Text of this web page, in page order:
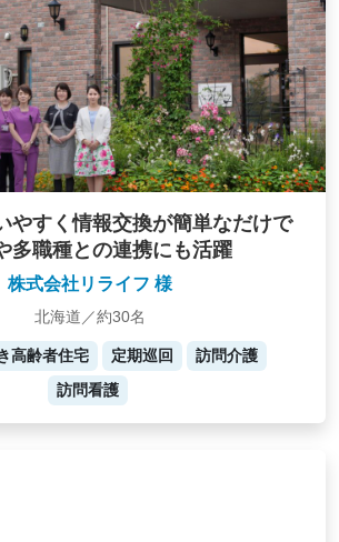
やすく情報交換が簡単なだけで
多職種との連携にも活躍
株式会社リライフ 様
北海道／約30名
高齢者住宅 定期巡回
訪問介護
訪問看護